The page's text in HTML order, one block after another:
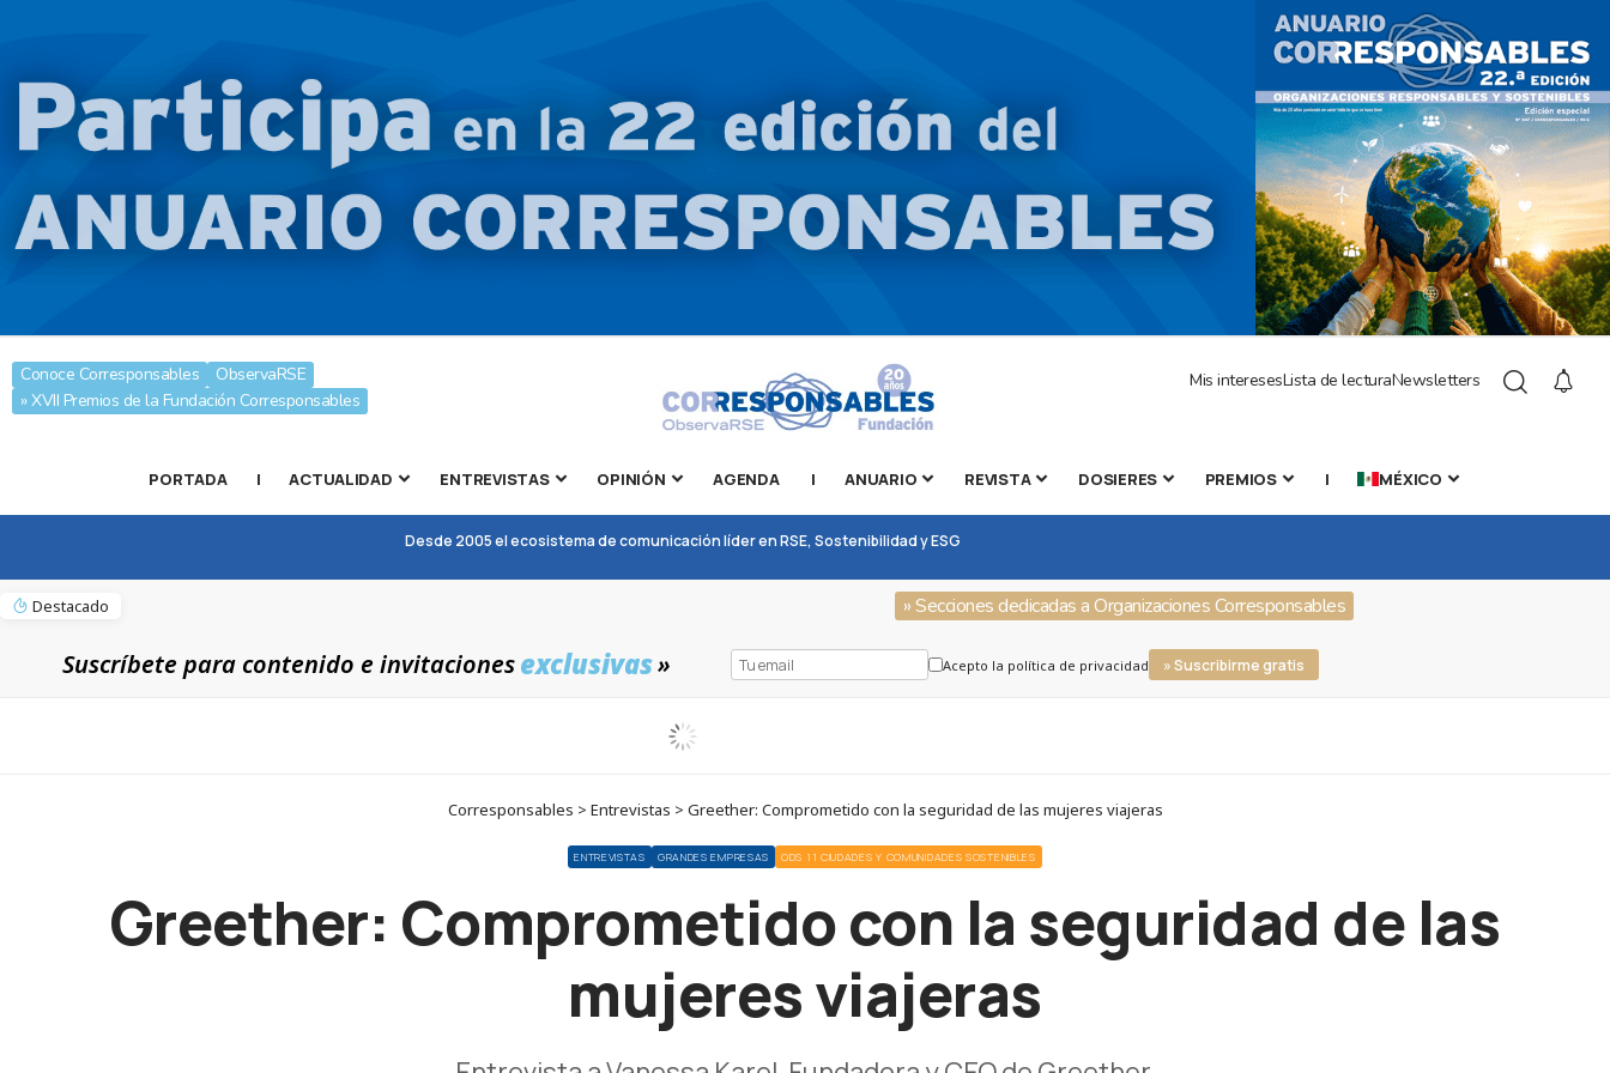
Conoce Corresponsables
ObservaRSE
» XVII Premios de la Fundación Corresponsables
Mis interesesLista de lecturaNewsletters
PORTADA | ACTUALIDAD ENTREVISTAS OPINIÓN AGENDA | ANUARIO REVISTA DOSIERES PREMIOS | MÉXICO
Desde 2005 el ecosistema de comunicación líder en RSE, Sostenibilidad y ESG
Destacado » Secciones dedicadas a Organizaciones Corresponsables
Suscríbete para contenido e invitacionesexclusivas» Acepto la política de privacidad » Suscribirme gratis
Corresponsables > Entrevistas > Greether: Comprometido con la seguridad de las mujeres viajeras
ENTREVISTAS GRANDES EMPRESAS ODS 11 CIUDADES Y COMUNIDADES SOSTENIBLES
Greether: Comprometido con la seguridad de las
mujeres viajeras